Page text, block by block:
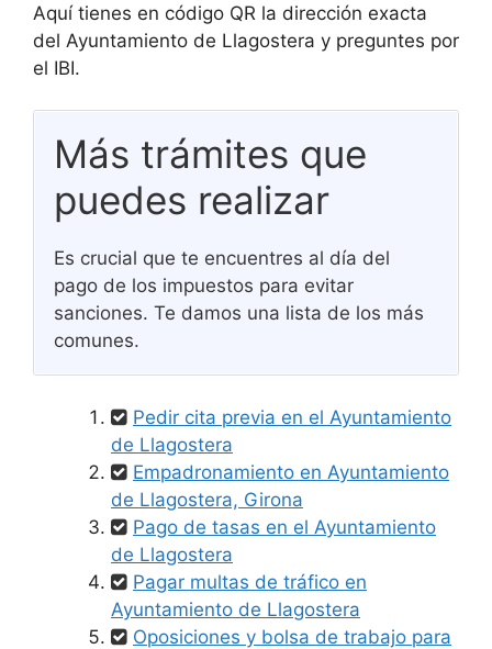
Aquí tienes en código QR la dirección exacta
del Ayuntamiento de Llagostera y preguntes por
el IBI.
Más trámites que
puedes realizar
Es crucial que te encuentres al día del
pago de los impuestos para evitar
sanciones. Te damos una lista de los más
comunes.
Pedir cita previa en el Ayuntamiento
de Llagostera
Empadronamiento en Ayuntamiento
de Llagostera, Girona
Pago de tasas en el Ayuntamiento
de Llagostera
Pagar multas de tráfico en
Ayuntamiento de Llagostera
Oposiciones y bolsa de trabajo para